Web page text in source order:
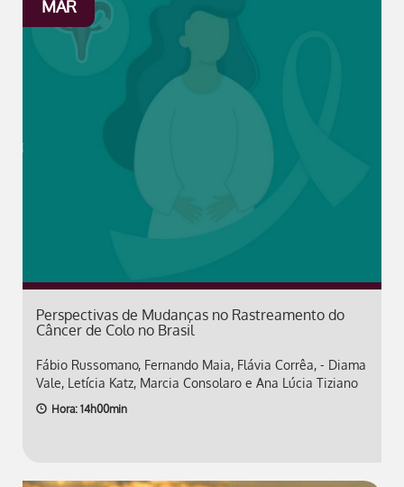
MAR
Perspectivas de Mudanças no Rastreamento do
Câncer de Colo no Brasil
Fábio Russomano, Fernando Maia, Flávia Corrêa, - Diama
Vale, Letícia Katz, Marcia Consolaro e Ana Lúcia Tiziano
Hora: 14h00min